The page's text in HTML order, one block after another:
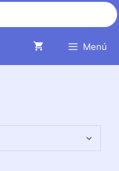
Menú